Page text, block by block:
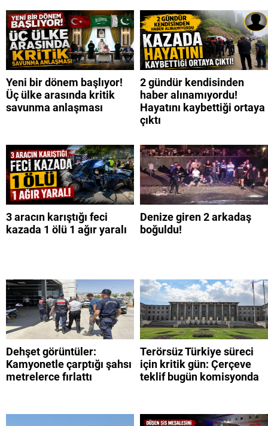
Yeni bir dönem başlıyor!
Üç ülke arasında kritik
savunma anlaşması
2 gündür kendisinden
haber alınamıyordu!
Hayatını kaybettiği ortaya
çıktı
3 aracın karıştığı feci
kazada 1 ölü 1 ağır yaralı
Denize giren 2 arkadaş
boğuldu!
Dehşet görüntüler:
Kamyonetle çarptığı şahsı
metrelerce fırlattı
Terörsüz Türkiye süreci
için kritik gün: Çerçeve
teklif bugün komisyonda